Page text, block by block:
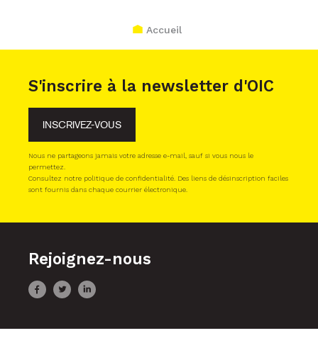
Accueil
S'inscrire à la newsletter d'OIC
INSCRIVEZ-VOUS
Nous ne partageons jamais votre adresse e-mail, sauf si vous nous le
permettez.
Consultez notre politique de confidentialité. Des liens de désinscription faciles
sont fournis dans chaque courrier électronique.
Rejoignez-nous